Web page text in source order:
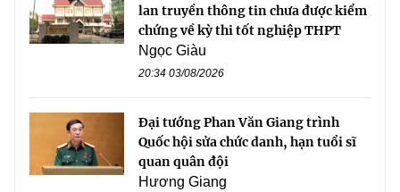
lan truyền thông tin chưa được kiểm
chứng về kỳ thi tốt nghiệp THPT
Ngọc Giàu
20:34 03/08/2026
Đại tướng Phan Văn Giang trình
Quốc hội sửa chức danh, hạn tuổi sĩ
quan quân đội
Hương Giang